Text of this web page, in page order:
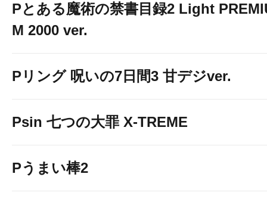
Pとある魔術の禁書目録2 Light
M 2000 ver.
Pリング 呪いの7日間3 甘デジver.
Psin 七つの大罪 X-TREME
Pうまい棒2